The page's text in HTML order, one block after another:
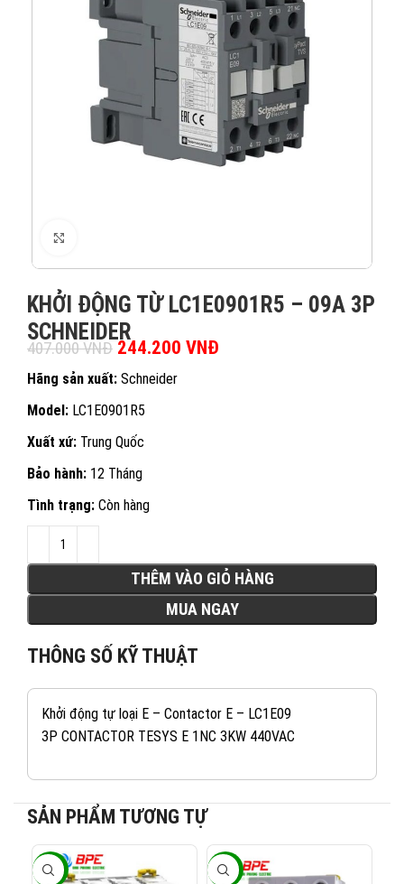
KHỞI ĐỘNG TỪ LC1E0901R5 – 09A 3P
SCHNEIDER
407.000VNĐ Giá gốc là: 407.000 VNĐ.
244.200 VNĐ
Hãng sản xuất: Schneider
Model: LC1E0901R5
Xuất xứ: Trung Quốc
Bảo hành: 12 Tháng
Tình trạng: Còn hàng
THÊM VÀO GIỎ HÀNG
MUA NGAY
THÔNG SỐ KỸ THUẬT
Khởi động tự loại E – Contactor E – LC1E09
3P CONTACTOR TESYS E 1NC 3KW 440VAC
SẢN PHẨM TƯƠNG TỰ
-40% -40%